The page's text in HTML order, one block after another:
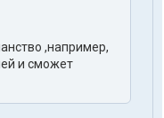
,например,
и сможет